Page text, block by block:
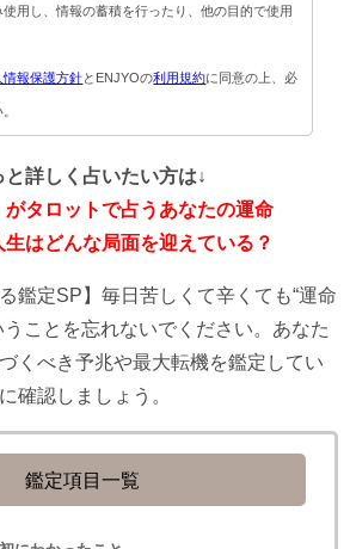
用し、情報の蓄積を行ったり、他の目的で使用
情報保護方針とENJYOの利用規約に同意の上、必
と詳しく占いたい方は↓
がタロットで占うあなたの運命
はどんな局面を迎えている？
鑑定SP】毎日苦しくて辛くても“運命
うことを忘れないでください。あなた
くべき予兆や最大転機を鑑定してい
確認しましょう。
鑑定項目一覧